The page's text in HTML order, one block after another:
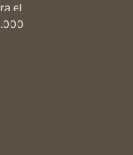
el